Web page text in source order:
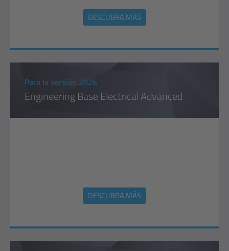
DESCUBRA MÁS
Para la versión 2026
Engineering Base Electrical Advanced
DESCUBRA MÁS